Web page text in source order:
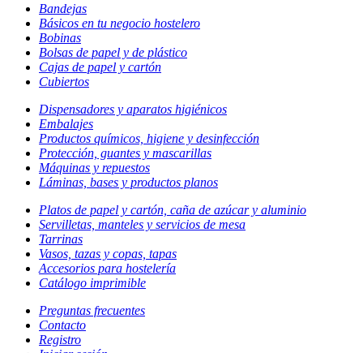
Bandejas
Básicos en tu negocio hostelero
Bobinas
Bolsas de papel y de plástico
Cajas de papel y cartón
Cubiertos
Dispensadores y aparatos higiénicos
Embalajes
Productos químicos, higiene y desinfección
Protección, guantes y mascarillas
Máquinas y repuestos
Láminas, bases y productos planos
Platos de papel y cartón, caña de azúcar y aluminio
Servilletas, manteles y servicios de mesa
Tarrinas
Vasos, tazas y copas, tapas
Accesorios para hostelería
Catálogo imprimible
Preguntas frecuentes
Contacto
Registro